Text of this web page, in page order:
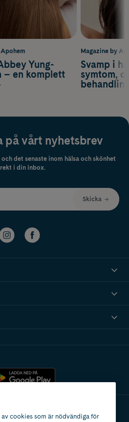
Magazine by
Svamp i
symtom,
Yung-
– en komplett
på vårt nyhetsbrev
det senaste inom hälsa och skönhet
i din inbox.
Skicka
cookies som är nödvändiga för